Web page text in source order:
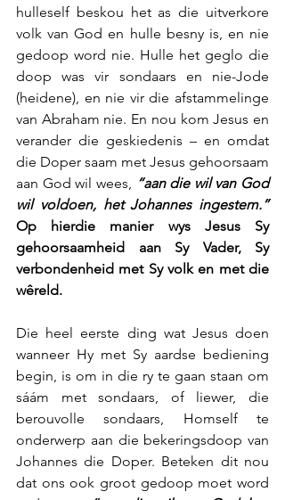
hulleself beskou het as die uitverkore
volk van God en hulle besny is, en nie
gedoop word nie. Hulle het geglo die
doop was vir sondaars en nie-Jode
(heidene), en nie vir die afstammelinge
van Abraham nie. En nou kom Jesus en
verander die geskiedenis – en omdat
die Doper saam met Jesus gehoorsaam
aan God wil wees, “aan die wil van God
wil voldoen, het Johannes ingestem.”
Op hierdie manier wys Jesus Sy
gehoorsaamheid aan Sy Vader, Sy
verbondenheid met Sy volk en met die
wêreld.
Die heel eerste ding wat Jesus doen
wanneer Hy met Sy aardse bediening
begin, is om in die ry te gaan staan om
sáám met sondaars, of liewer, die
berouvolle sondaars, Homself te
onderwerp aan die bekeringsdoop van
Johannes die Doper. Beteken dit nou
dat ons ook groot gedoop moet word